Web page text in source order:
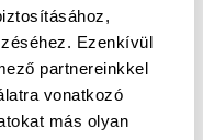
Ezenkívül
partnereinkkel
vonatkozó
más olyan
omezenízpracování
uvedené operace
přesnost,
zpracovávaných
jeho jménem